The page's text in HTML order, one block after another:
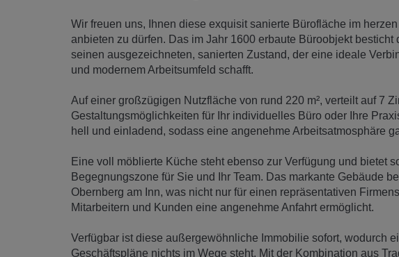
Wir freuen uns, Ihnen diese exquisit sanierte Bürofläche im
anbieten zu dürfen. Das im Jahr 1600 erbaute Büroobjekt
seinen ausgezeichneten, sanierten Zustand, der eine ideale
und modernem Arbeitsumfeld schafft.
Auf einer großzügigen Nutzfläche von rund 220 m², verteilt auf 7
Gestaltungsmöglichkeiten für Ihr individuelles Büro oder Ihre
hell und einladend, sodass eine angenehme Arbeitsatmosphäre
Eine voll möblierte Küche steht ebenso zur Verfügung und bietet
Begegnungszone für Sie und Ihr Team. Das markante Gebäude
Obernberg am Inn, was nicht nur für einen repräsentativen
Mitarbeitern und Kunden eine angenehme Anfahrt ermöglicht.
Verfügbar ist diese außergewöhnliche Immobilie sofort, wodurch
Geschäftspläne nichts im Wege steht. Mit der Kombination aus